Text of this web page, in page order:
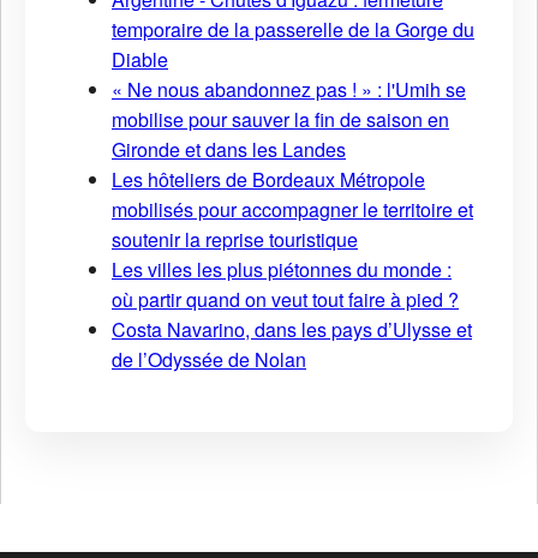
temporaire de la passerelle de la Gorge du
Diable
« Ne nous abandonnez pas ! » : l'Umih se
mobilise pour sauver la fin de saison en
Gironde et dans les Landes
Les hôteliers de Bordeaux Métropole
mobilisés pour accompagner le territoire et
soutenir la reprise touristique
Les villes les plus piétonnes du monde :
où partir quand on veut tout faire à pied ?
Costa Navarino, dans les pays d’Ulysse et
de l’Odyssée de Nolan